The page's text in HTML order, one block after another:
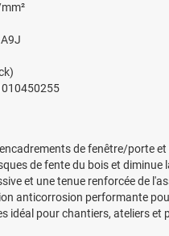
de fenêtre/porte
de fente du bois et
et une tenue renforcée de
anticorrosion performante
idéal pour chantiers, ateliers